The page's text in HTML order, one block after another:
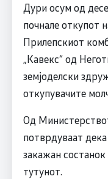
Дури осум од
почнале откупот
Прилепскиот
„Кавекс“ од
земјоделски
откупувачите
Од
потврдуваат
закажан
тутунот.